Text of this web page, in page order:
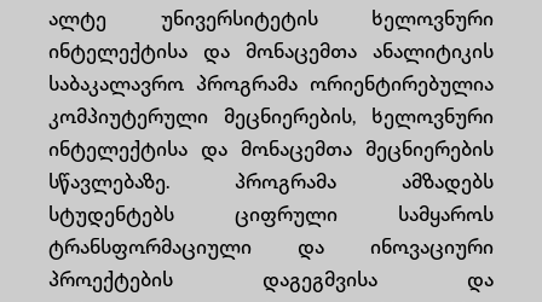
პროგრამის სტრუქტურა
მიღების წესები და ფასი
დასაქმების შესაძლებლობები
ადმინისტრაცია
საკონტაქტო ინფორმაცია
ალტე უნივერსიტეტის ხელოვნური
ინტელექტისა და მონაცემთა ანალიტიკის
საბაკალავრო პროგრამა ორიენტირებულია
კომპიუტერული მეცნიერების, ხელოვნური
ინტელექტისა და მონაცემთა მეცნიერების
სწავლებაზე. პროგრამა ამზადებს
სტუდენტებს ციფრული სამყაროს
ტრანსფორმაციული და ინოვაციური
პროექტების დაგეგმვისა და